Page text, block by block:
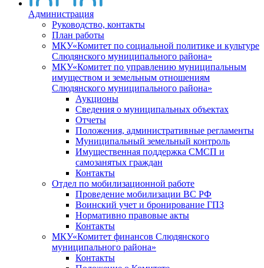
Администрация
Руководство, контакты
План работы
МКУ«Комитет по социальной политике и культуре
Слюдянского муниципального района»
МКУ«Комитет по управлению муниципальным
имуществом и земельным отношениям
Слюдянского муниципального района»
Аукционы
Сведения о муниципальных объектах
Отчеты
Положения, административные регламенты
Муниципальный земельный контроль
Имущественная поддержка СМСП и
самозанятых граждан
Контакты
Отдел по мобилизационной работе
Проведение мобилизации ВС РФ
Воинский учет и бронирование ГПЗ
Нормативно правовые акты
Контакты
МКУ«Комитет финансов Слюдянского
муниципального района»
Контакты